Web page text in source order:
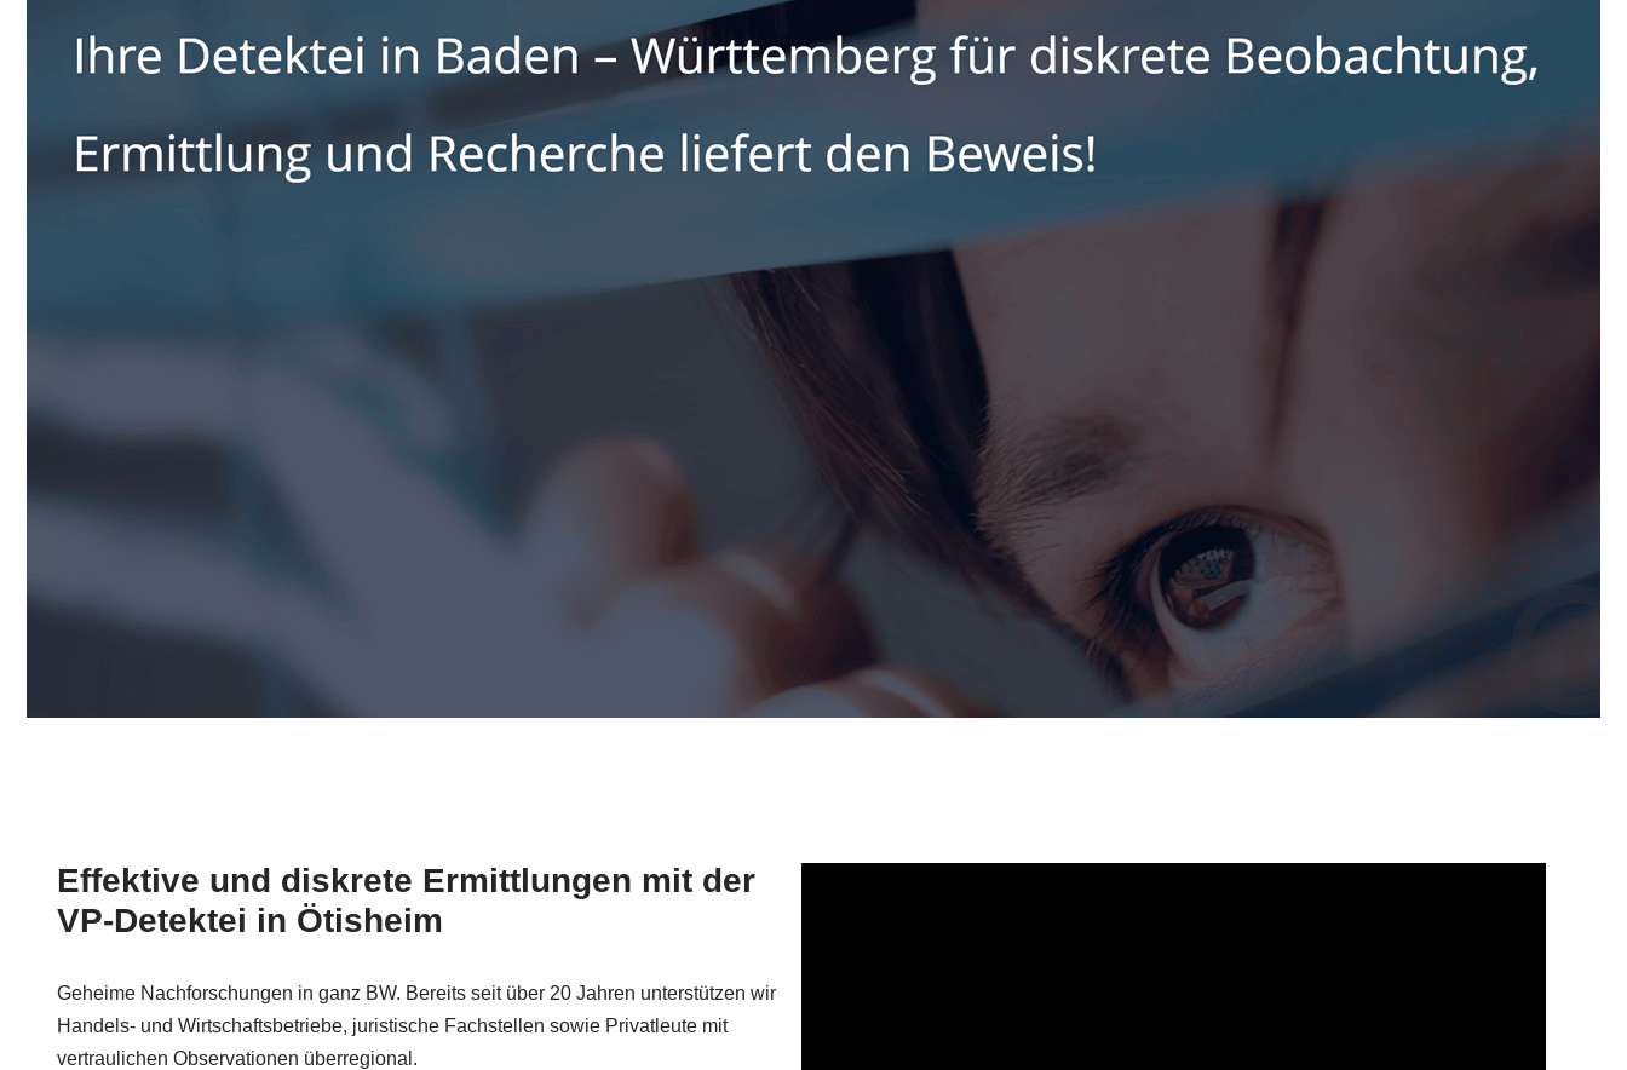
Effektive und diskrete Ermittlungen mit der
VP-Detektei in Ötisheim
Geheime Nachforschungen in ganz BW. Bereits seit über 20 Jahren unterstützen wir
Handels- und Wirtschaftsbetriebe, juristische Fachstellen sowie Privatleute mit
vertraulichen Observationen überregional.